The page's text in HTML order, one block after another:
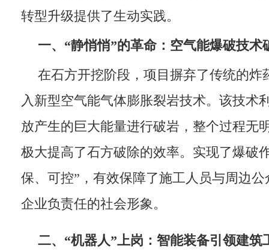
转型升级提供了生动实践。
一、 “静悄悄”的革命：空气能爆破技术
在石方开挖阶段，项目摒弃了传统的炸
入新型空气能气体膨胀裂岩技术。该技术
放产生的巨大能量进行破岩，整个过程无
极大提高了石方破除的效率。实现了爆破
保、可控”，有效保障了施工人员与周边
企业负责任的社会形象。
二、 “机器人”上岗：智能装备引领建筑